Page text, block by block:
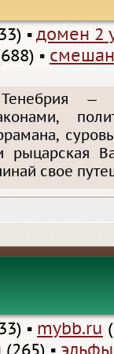
▪ домен 2
▪
Тенебрия —
рыцарская
свое
▪ mybb.ru